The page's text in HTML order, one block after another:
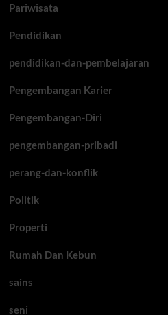
Pariwisata
Pendidikan
pendidikan-dan-pembelajaran
Pengembangan Karier
Pengembangan-Diri
pengembangan-pribadi
perang-dan-konflik
Politik
Properti
Rumah Dan Kebun
sains
seni